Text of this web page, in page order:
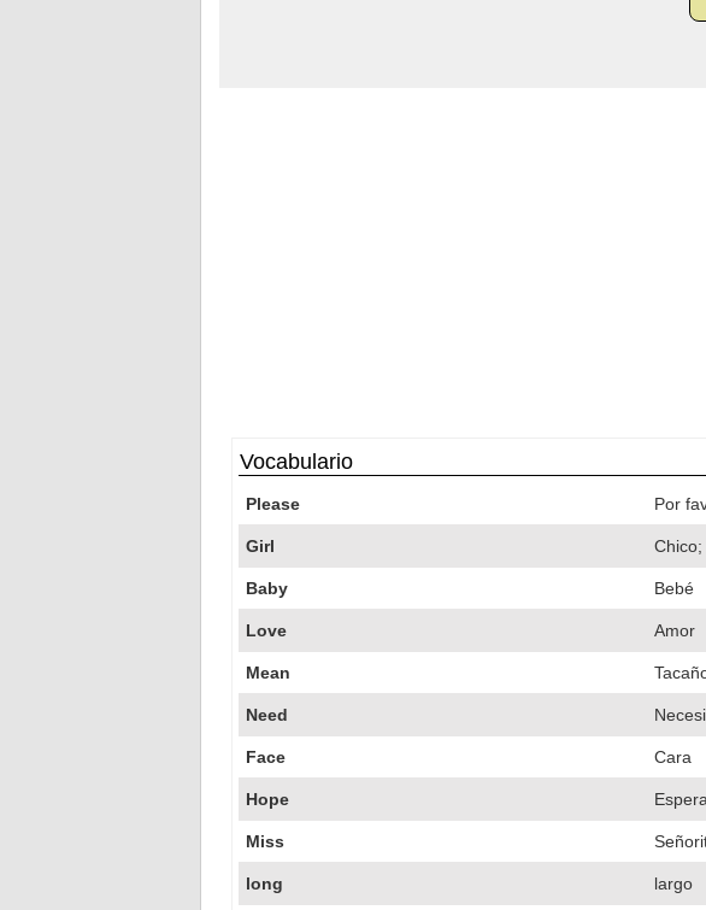
Vocabulario
Please Por
Girl Chico;
Baby Bebé
Love Amor
Mean
Need
Face Cara
Hope
Miss
long largo